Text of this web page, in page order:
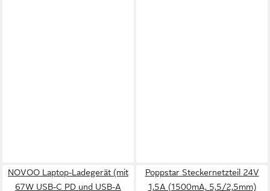
NOVOO Laptop-Ladegerät (mit
67W USB-C PD und USB-A
Poppstar Steckernetzteil 24V
1,5A (1500mA, 5,5/2,5mm)